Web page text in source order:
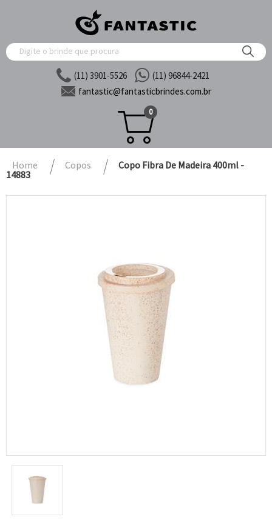
(11) 3901-5526
(11) 96844-2421
fantastic@fantasticbrindes.com.br
0
Home Copos
Copo Fibra De Madeira 400ml -
14883